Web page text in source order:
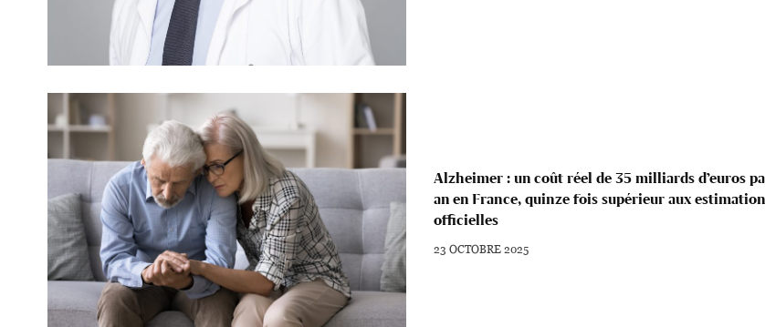
Alzheimer : un coût réel de 35 milliards d’euros
an en France, quinze fois supérieur aux
officielles
23 OCTOBRE 2025